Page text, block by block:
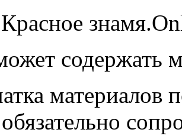
содержать
материалов